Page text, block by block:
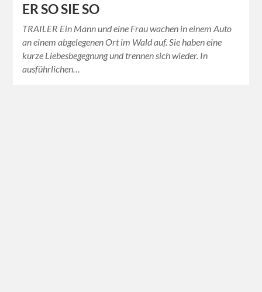
ER SO SIE SO
TRAILER Ein Mann und eine Frau wachen in einem Auto
an einem abgelegenen Ort im Wald auf. Sie haben eine
kurze Liebesbegegnung und trennen sich wieder. In
ausführlichen…